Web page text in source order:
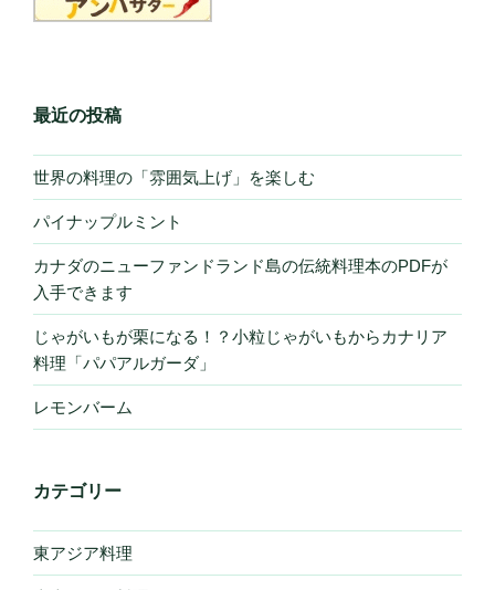
最近の投稿
世界の料理の「雰囲気上げ」を楽しむ
パイナップルミント
カナダのニューファンドランド島の伝統料理本のPDFが
入手できます
じゃがいもが栗になる！？小粒じゃがいもからカナリア
料理「パパアルガーダ」
レモンバーム
カテゴリー
東アジア料理